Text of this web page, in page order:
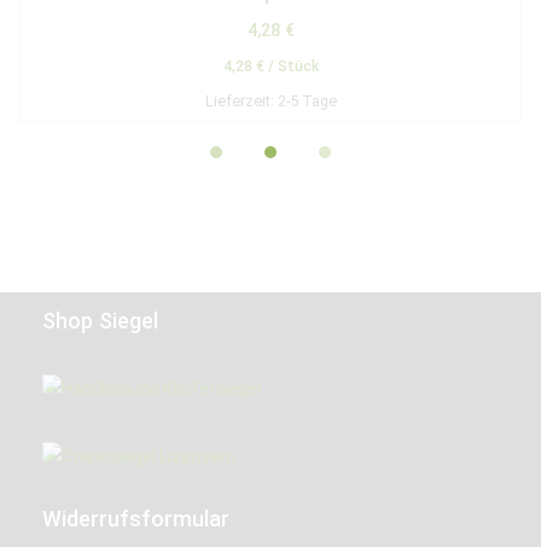
4,28 €
4,28 € / Stück
Lieferzeit: 2-5 Tage
Shop Siegel
Widerrufsformular